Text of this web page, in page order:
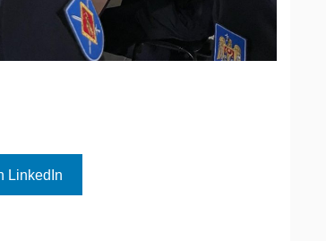
LinkedIn